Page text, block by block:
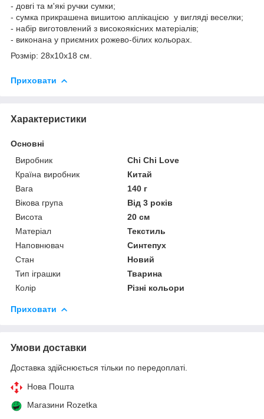
- довгі та м'які ручки сумки;
- сумка прикрашена вишитою аплікацією у вигляді веселки;
- набір виготовлений з високоякісних матеріалів;
- виконана у приємних рожево-білих кольорах.
Розмір: 28х10х18 см.
Приховати
Характеристики
Основні
Виробник
Chi Chi Love
Країна виробник
Китай
Вага
140 г
Вікова група
Від 3 років
Висота
20 см
Матеріал
Текстиль
Наповнювач
Синтепух
Стан
Новий
Тип іграшки
Тварина
Колір
Різні кольори
Приховати
Умови доставки
Доставка здійснюється тільки по передоплаті.
Нова Пошта
Магазини Rozetka